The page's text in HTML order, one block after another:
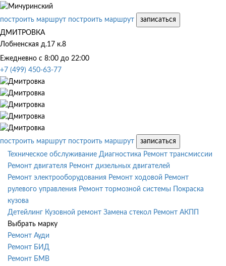
построить маршрут построить маршрут
записаться
ДМИТРОВКА
Лобненская д.17 к.8
Ежедневно с 8:00 до 22:00
+7 (499) 450-63-77
построить маршрут построить маршрут
записаться
Техническое обслуживание Диагностика Ремонт трансмиссии
Ремонт двигателя Ремонт дизельных двигателей
Ремонт электрооборудования Ремонт ходовой Ремонт
рулевого управления Ремонт тормозной системы
Покраска
кузова
Детейлинг Кузовной ремонт Замена стекол Ремонт АКПП
Выбрать марку
Ремонт Ауди
Ремонт БИД
Ремонт БМВ